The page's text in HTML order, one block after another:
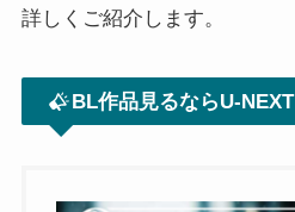
詳しくご紹介します。
BL作品見るならU-NEXT